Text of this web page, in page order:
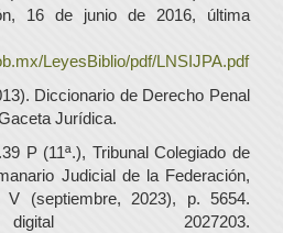
16 de junio de 2016, última
LeyesBiblio/pdf/LNSIJPA.pdf
Diccionario de Derecho Penal
Jurídica.
P (11ª.), Tribunal Colegiado de
Judicial de la Federación,
V (septiembre, 2023), p. 5654.
2027203.